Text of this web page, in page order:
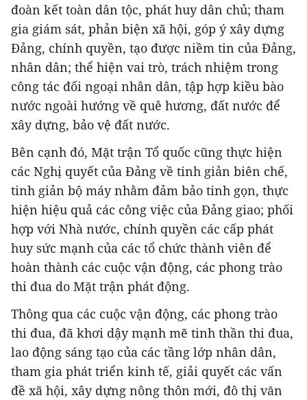
đoàn kết toàn dân tộc, phát huy dân chủ; tham
gia giám sát, phản biện xã hội, góp ý xây dựng
Đảng, chính quyền, tạo được niềm tin của Đảng,
nhân dân; thể hiện vai trò, trách nhiệm trong
công tác đối ngoại nhân dân, tập hợp kiều bào
nước ngoài hướng về quê hương, đất nước để
xây dựng, bảo vệ đất nước.
Bên cạnh đó, Mặt trận Tổ quốc cũng thực hiện
các Nghị quyết của Đảng về tinh giản biên chế,
tinh giản bộ máy nhằm đảm bảo tinh gọn, thực
hiện hiệu quả các công việc của Đảng giao; phối
hợp với Nhà nước, chính quyền các cấp phát
huy sức mạnh của các tổ chức thành viên để
hoàn thành các cuộc vận động, các phong trào
thi đua do Mặt trận phát động.
Thông qua các cuộc vận động, các phong trào
thi đua, đã khơi dậy mạnh mẽ tinh thần thi đua,
lao động sáng tạo của các tầng lớp nhân dân,
tham gia phát triển kinh tế, giải quyết các vấn
đề xã hội, xây dựng nông thôn mới, đô thị văn